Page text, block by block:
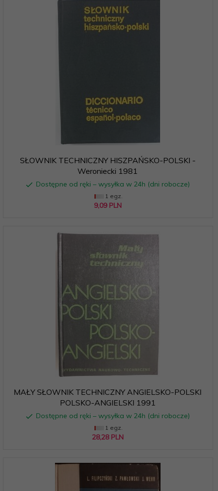
SŁOWNIK TECHNICZNY HISZPAŃSKO-POLSKI -
Weroniecki 1981
Dostępne od ręki – wysyłka w 24h (dni robocze)
1 egz.
9,09 PLN
MAŁY SŁOWNIK TECHNICZNY ANGIELSKO-POLSKI
POLSKO-ANGIELSKI 1991
Dostępne od ręki – wysyłka w 24h (dni robocze)
1 egz.
28,28 PLN